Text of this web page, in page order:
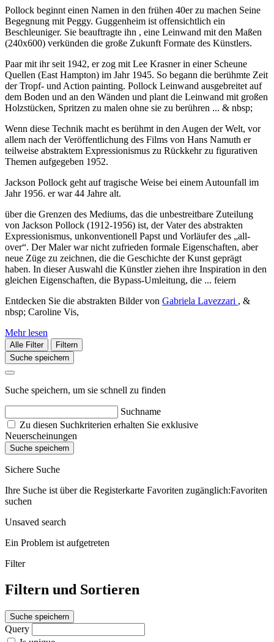
Pollock beginnt einen Namen in den frühen 40er zu machen Seine
Begegnung mit Peggy. Guggenheim ist offensichtlich ein
Beschleuniger. Sie beauftragte ihn , eine Leinwand mit den Maßen
(240x600) verkünden die große Zukunft Formate des Künstlers.
Paar mit ihr seit 1942, er zog mit Lee Krasner in einer Scheune
Quellen (East Hampton) im Jahr 1945. So begann die berühmte Zeit
der Tropf- und Action painting. Pollock Leinwand ausgebreitet auf
dem Boden und an den Wänden und plant die Leinwand mit großen
Holzstücken, Spritzen zu malen ohne sie zu berühren ... & nbsp;
Wenn diese Technik macht es berühmt in den Augen der Welt, vor
allem nach der Veröffentlichung des Films von Hans Namuth er
teilweise abstraktem Expressionismus zu Rückkehr zu figurativen
Themen aufgegeben 1952.
Jackson Pollock geht auf tragische Weise bei einem Autounfall im
Jahr 1956. er war 44 Jahre alt.
über die Grenzen des Mediums, das die unbestreitbare Zuteilung
von Jackson Pollock (1912-1956) ist, der Vater des abstrakten
Expressionismus, unkonventionell Papst und Vorläufer des „all-
over“. Der Maler war nicht zufrieden formale Eigenschaften, aber
neue Züge zu zeichnen, die die Geschichte der Kunst geprägt
haben. In dieser Auswahl die Künstler ziehen ihre Inspiration in den
gleichen Eigenschaften, die Bypass-Umleitung, die ... feiern
Entdecken Sie die abstrakten Bilder von Gabriela Lavezzari , &
nbsp; Caroline Vis,
Mehr lesen
Alle Filter
Filtern
Suche speichern
Suche speichern, um sie schnell zu finden
Suchname
Zu diesen Suchkriterien erhalten Sie exklusive
Neuerscheinungen
Suche speichern
Sichere Suche
Ihre Suche ist über die Registerkarte Favoriten zugänglich:Favoriten
suchen
Unsaved search
Ein Problem ist aufgetreten
Filter
Filtern und Sortieren
Suche speichern
Query